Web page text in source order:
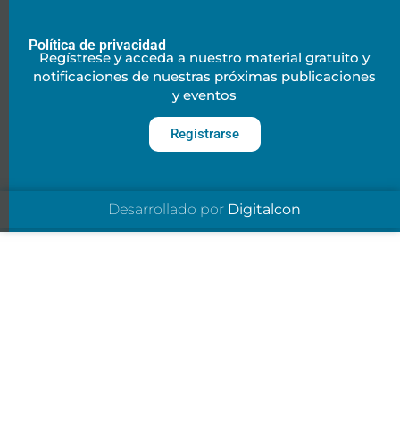
Política de privacidad
Regístrese y acceda a nuestro material gratuito y
notificaciones de nuestras próximas publicaciones
y eventos
Registrarse
Desarrollado por Digitalcon